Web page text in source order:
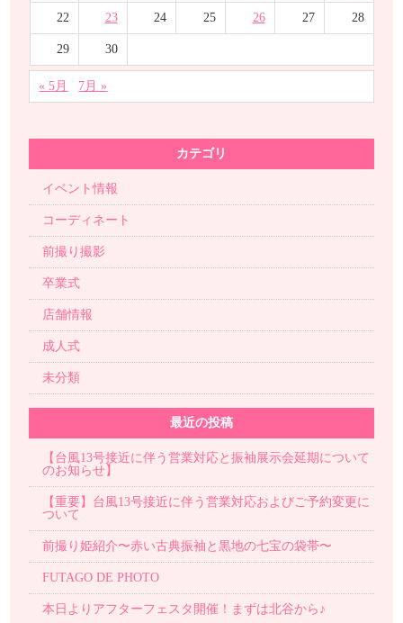
22 23 24 25 26 27 28
29 30
« 5月 7月 »
カテゴリ
イベント情報
コーディネート
前撮り撮影
卒業式
店舗情報
成人式
未分類
最近の投稿
【台風13号接近に伴う営業対応と振袖展示会延期について
のお知らせ】
【重要】台風13号接近に伴う営業対応およびご予約変更に
ついて
前撮り姫紹介〜赤い古典振袖と黒地の七宝の袋帯〜
FUTAGO DE PHOTO
本日よりアフターフェスタ開催！まずは北谷から♪